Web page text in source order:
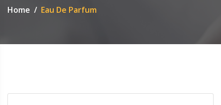
Home Eau De Parfum